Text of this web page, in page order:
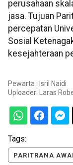
perusahaan
jasa. Tujuan
percepatan
Sosial
kesejahteraan
Pewarta : Isril Naidi
Uploader: Laras
Tags:
PARITRANA